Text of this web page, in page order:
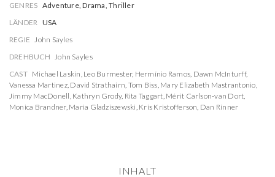
GENRES Adventure, Drama, Thriller
LÄNDER USA
REGIE John Sayles
DREHBUCH John Sayles
CAST Michael Laskin, Leo Burmester, Hermínio Ramos, Dawn McInturff,
Vanessa Martinez, David Strathairn, Tom Biss, Mary Elizabeth Mastrantonio,
Jimmy MacDonell, Kathryn Grody, Rita Taggart, Mérit Carlson-van Dort,
Monica Brandner, Maria Gladziszewski, Kris Kristofferson, Dan Rinner
INHALT